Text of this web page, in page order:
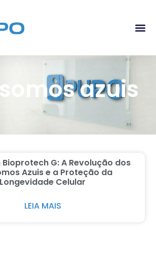
azuis
Bioprotech G: A Revolução dos
Azuis e a Proteção da
Longevidade Celular
LEIA MAIS